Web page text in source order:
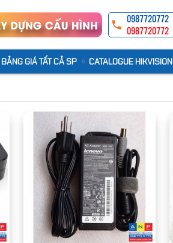
0987720772
0987720772
BẢNG GIÁ TẤT CẢ SP CATALOGUE HIKVISION